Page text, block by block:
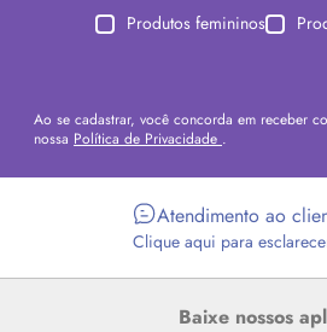
Produtos femininos
Ao se cadastrar, você concorda em receber
nossa Política de Privacidade .
Atendimento ao
Clique aqui para
Baixe nossos